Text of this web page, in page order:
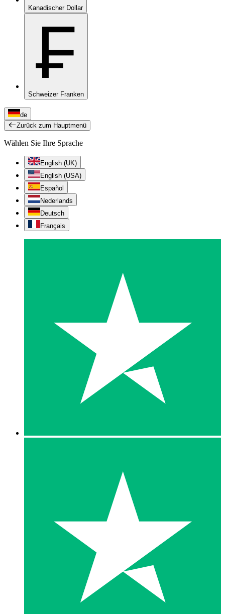
Kanadischer Dollar
₣
Schweizer Franken
de
Zurück zum Hauptmenü
Wählen Sie Ihre Sprache
English (UK)
English (USA)
Español
Nederlands
Deutsch
Français